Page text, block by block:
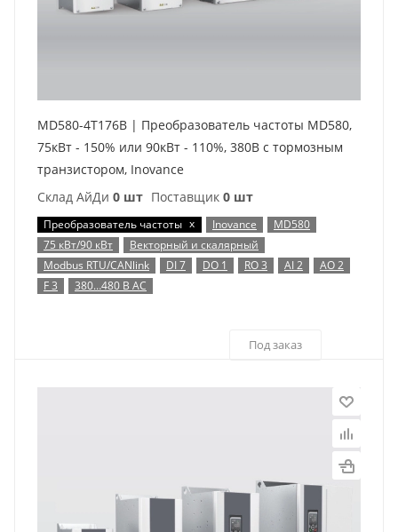
MD580-4T176B | Преобразователь частоты MD580,
75кВт - 150% или 90кВт - 110%, 380В с тормозным
транзистором, Inovance
Склад АйДи 0 шт Поставщик 0 шт
Преобразователь частоты x Inovance
MD580
75 кВт/90 кВт
Векторный и скалярный
Modbus RTU/CANlink
DI 7 DO 1 RO 3 AI 2
AO 2
F 3
380…480 В AC
Под заказ